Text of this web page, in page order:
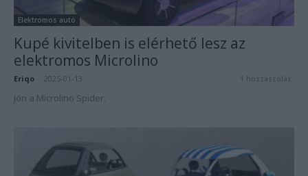
Elektromos autó
Kupé kivitelben is elérhető lesz az
elektromos Microlino
Eriqo 2025-01-13 1 hozzászólás
Jön a Microlino Spider.